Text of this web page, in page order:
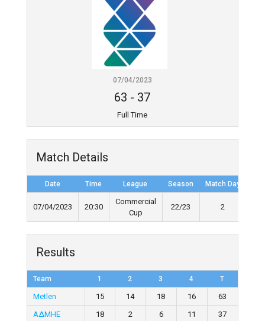
07/04/2023
63 - 37
Full Time
Match Details
Date Time League Season Match Day
07/04/2023 20:30
Commercial
Cup
22/23 2
Results
Team 1 2 3 4 T
Metlen 15 14 18 16
63
ΑΔΜΗΕ
18 2 6 11 37